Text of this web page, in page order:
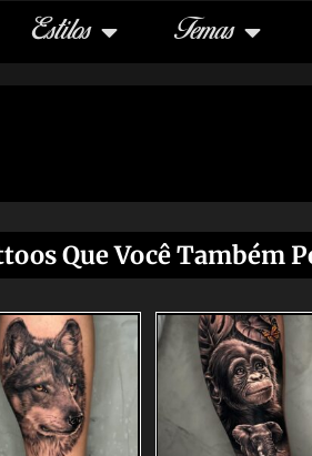
Estilos Temas
Que Você Também